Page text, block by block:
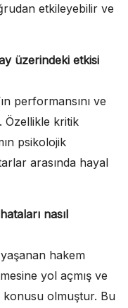
etkileyebilir ve
üzerindeki etkisi
performansını ve
Özellikle kritik
psikolojik
arasında hayal
nasıl
hakem
yol açmış ve
olmuştur. Bu